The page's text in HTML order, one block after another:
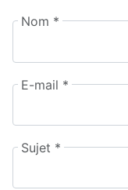
Nom *
E-mail *
Sujet *